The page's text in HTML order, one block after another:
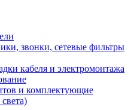
звонки, сетевые фильтры
кабеля и электромонтажа
и комплектующие